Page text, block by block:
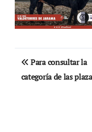
Navegación
de
Para consultar la
categoría de las